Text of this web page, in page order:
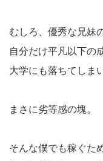
むしろ、優秀な兄妹
自分だけ平凡以下の
大学にも落ちてしま
まさに劣等感の塊。
そんな僕でも稼ぐた